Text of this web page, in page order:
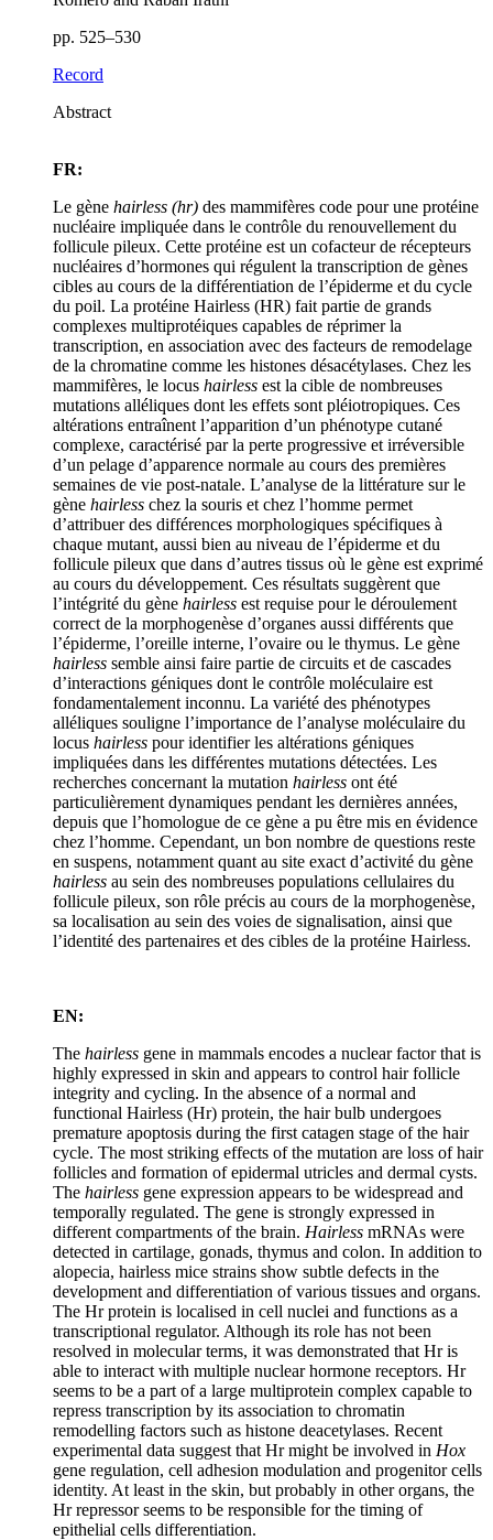
pp. 525–530
Record
Abstract
FR:
Le gène hairless (hr) des mammifères code pour une protéine
nucléaire impliquée dans le contrôle du renouvellement du
follicule pileux. Cette protéine est un cofacteur de récepteurs
nucléaires d’hormones qui régulent la transcription de gènes
cibles au cours de la différentiation de l’épiderme et du cycle
du poil. La protéine Hairless (HR) fait partie de grands
complexes multiprotéiques capables de réprimer la
transcription, en association avec des facteurs de remodelage
de la chromatine comme les histones désacétylases. Chez les
mammifères, le locus hairless est la cible de nombreuses
mutations alléliques dont les effets sont pléiotropiques. Ces
altérations entraînent l’apparition d’un phénotype cutané
complexe, caractérisé par la perte progressive et irréversible
d’un pelage d’apparence normale au cours des premières
semaines de vie post-natale. L’analyse de la littérature sur le
gène hairless chez la souris et chez l’homme permet
d’attribuer des différences morphologiques spécifiques à
chaque mutant, aussi bien au niveau de l’épiderme et du
follicule pileux que dans d’autres tissus où le gène est exprimé
au cours du développement. Ces résultats suggèrent que
l’intégrité du gène hairless est requise pour le déroulement
correct de la morphogenèse d’organes aussi différents que
l’épiderme, l’oreille interne, l’ovaire ou le thymus. Le gène
hairless semble ainsi faire partie de circuits et de cascades
d’interactions géniques dont le contrôle moléculaire est
fondamentalement inconnu. La variété des phénotypes
alléliques souligne l’importance de l’analyse moléculaire du
locus hairless pour identifier les altérations géniques
impliquées dans les différentes mutations détectées. Les
recherches concernant la mutation hairless ont été
particulièrement dynamiques pendant les dernières années,
depuis que l’homologue de ce gène a pu être mis en évidence
chez l’homme. Cependant, un bon nombre de questions reste
en suspens, notamment quant au site exact d’activité du gène
hairless au sein des nombreuses populations cellulaires du
follicule pileux, son rôle précis au cours de la morphogenèse,
sa localisation au sein des voies de signalisation, ainsi que
l’identité des partenaires et des cibles de la protéine Hairless.
EN:
The hairless gene in mammals encodes a nuclear factor that is
highly expressed in skin and appears to control hair follicle
integrity and cycling. In the absence of a normal and
functional Hairless (Hr) protein, the hair bulb undergoes
premature apoptosis during the first catagen stage of the hair
cycle. The most striking effects of the mutation are loss of hair
follicles and formation of epidermal utricles and dermal cysts.
The hairless gene expression appears to be widespread and
temporally regulated. The gene is strongly expressed in
different compartments of the brain. Hairless mRNAs were
detected in cartilage, gonads, thymus and colon. In addition to
alopecia, hairless mice strains show subtle defects in the
development and differentiation of various tissues and organs.
The Hr protein is localised in cell nuclei and functions as a
transcriptional regulator. Although its role has not been
resolved in molecular terms, it was demonstrated that Hr is
able to interact with multiple nuclear hormone receptors. Hr
seems to be a part of a large multiprotein complex capable to
repress transcription by its association to chromatin
remodelling factors such as histone deacetylases. Recent
experimental data suggest that Hr might be involved in Hox
gene regulation, cell adhesion modulation and progenitor cells
identity. At least in the skin, but probably in other organs, the
Hr repressor seems to be responsible for the timing of
epithelial cells differentiation.